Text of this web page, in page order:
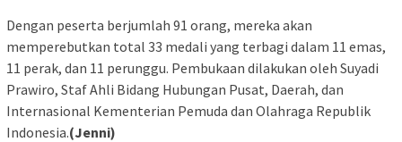
Dengan peserta berjumlah 91 orang, mereka akan
memperebutkan total 33 medali yang terbagi dalam 11 emas,
11 perak, dan 11 perunggu. Pembukaan dilakukan oleh Suyadi
Prawiro, Staf Ahli Bidang Hubungan Pusat, Daerah, dan
Internasional Kementerian Pemuda dan Olahraga Republik
Indonesia.(Jenni)